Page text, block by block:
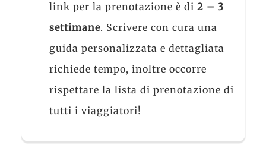
link per la prenotazione è di 2 – 3
settimane. Scrivere con cura una
guida personalizzata e dettagliata
richiede tempo, inoltre occorre
rispettare la lista di prenotazione di
tutti i viaggiatori!